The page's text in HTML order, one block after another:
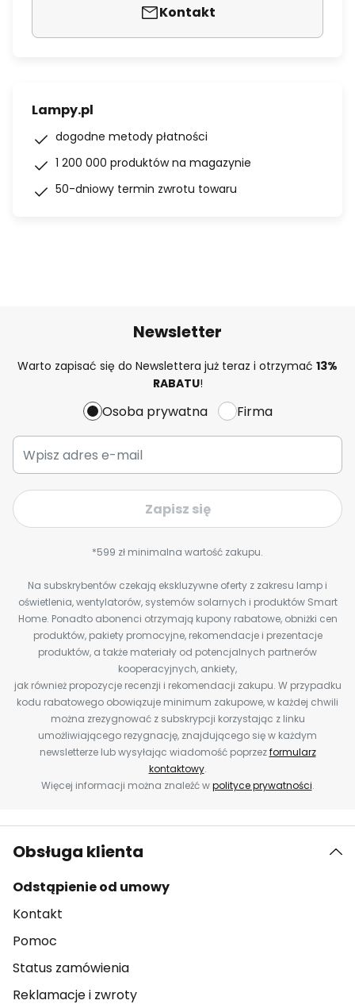
Kontakt
Lampy.pl
dogodne metody płatności
1 200 000 produktów na magazynie
50-dniowy termin zwrotu towaru
Newsletter
Warto zapisać się do Newslettera już teraz i otrzymać 13%
RABATU!
Osoba prywatna Firma
Zapisz się
*599 zł minimalna wartość zakupu.
Na subskrybentów czekają ekskluzywne oferty z zakresu lamp i
oświetlenia, wentylatorów, systemów solarnych i produktów Smart
Home. Ponadto abonenci otrzymają kupony rabatowe, obniżki cen
produktów, pakiety promocyjne, rekomendacje i prezentacje
produktów, a także materiały od potencjalnych partnerów
kooperacyjnych, ankiety,
jak również propozycje recenzji i rekomendacji zakupu. W przypadku
kodu rabatowego obowiązuje minimum zakupowe, w każdej chwili
można zrezygnować z subskrypcji korzystając z linku
umożliwiającego rezygnację, znajdującego się w każdym
newsletterze lub wysyłając wiadomość poprzezformularz
kontaktowy.
Więcej informacji można znaleźć wpolityce prywatności.
Obsługa klienta
Odstąpienie od umowy
Kontakt
Pomoc
Status zamówienia
Reklamacje i zwroty